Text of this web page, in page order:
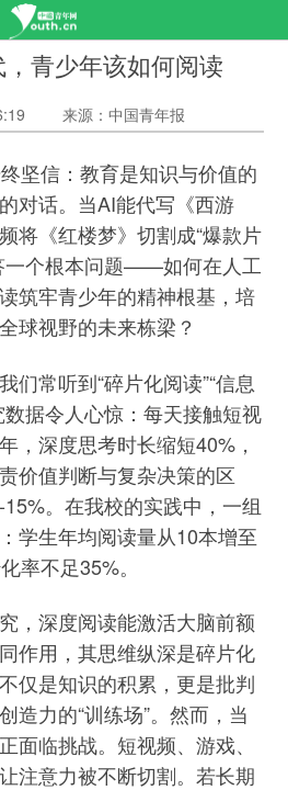
青少年该如何阅读
来源：中国青年报
信：教育是知识与价值的
对话。当AI能代写《西游
将《红楼梦》切割成“爆款片
一个根本问题——如何在人工
筑牢青少年的精神根基，培
球视野的未来栋梁？
常听到“碎片化阅读”“信息
据令人心惊：每天接触短视
，深度思考时长缩短40%，
价值判断与复杂决策的区
。在我校的实践中，一组
学生年均阅读量从10本增至
率不足35%。
深度阅读能激活大脑前额
作用，其思维纵深是碎片化
仅是知识的积累，更是批判
造力的“训练场”。然而，当
面临挑战。短视频、游戏、
注意力被不断切割。若长期